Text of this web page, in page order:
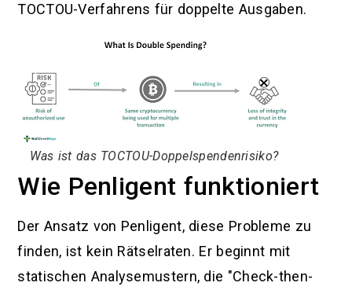
TOCTOU-Verfahrens für doppelte Ausgaben.
Was ist das TOCTOU-Doppelspendenrisiko?
Wie Penligent funktioniert
Der Ansatz von Penligent, diese Probleme zu
finden, ist kein Rätselraten. Er beginnt mit
statischen Analysemustern, die "Check-then-